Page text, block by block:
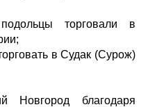
торговали в
в Судак (Сурож)
Новгород благодаря